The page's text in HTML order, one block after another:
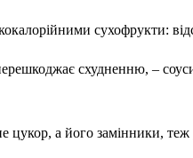
сухофрукти:
схудненню, – соуси.
цукор, а його замінники,